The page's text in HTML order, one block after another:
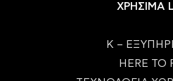
ΧΡΗΣΙΜΑ
Κ –
HERE TO